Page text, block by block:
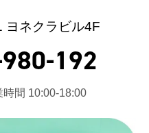
ヨネクラビル4F
192
間 10:00-18:00